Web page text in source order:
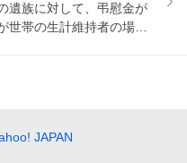
遺族に対して、弔慰金が
世帯の生計維持者の場合
JAPAN